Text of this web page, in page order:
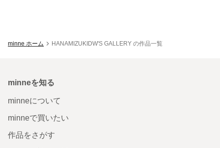
minne ホーム HANAMIZUKIDW'S GALLERY の作品一覧
minneを知る
minneについて
minneで買いたい
作品をさがす